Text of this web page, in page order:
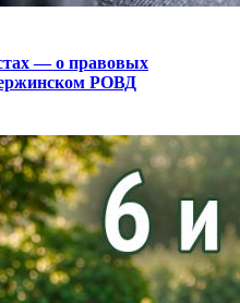
— о правовых
РОВД